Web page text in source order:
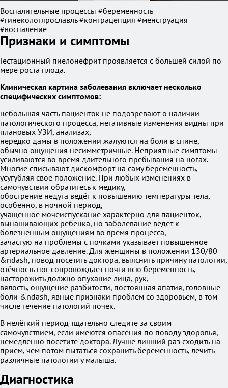
Воспалительные процессы #беременность
#гинекологярославль #контрацепция #менструация
#воспаление
Признаки и симптомы
Гестационный пиелонефрит проявляется с большей силой по
мере роста плода.
Клиническая картина заболевания включает несколько
специфических симптомов:
небольшая часть пациенток не подозревают о наличии
патологического процесса, негативные изменения видны при
плановых УЗИ, анализах,
нередко дамы в положении жалуются на боли в спине,
обычно ощущения несимметричные. Неприятные симптомы
усиливаются во время длительного пребывания на ногах.
Многие списывают дискомфорт на саму беременность,
усугубляя своё положение. При любых изменениях в
самочувствии обратитесь к медику,
обострение недуга ведёт к повышению температуры тела,
особенно, в ночной период,
учащённое мочеиспускание характерно для пациенток,
вынашивающих ребёнка, но заболевание ведёт к
болезненным ощущениям во время процесса,
зачастую на проблемы с почками указывает повышенное
артериальное давление. Для женщины в положении 130/80
&ndash, повод посетить доктора, выяснить причину патологии,
отёчность ног сопровождает почти всю беременность,
насторожить должно опухание лица, рук,
вялость, ощущение разбитости, постоянная апатия, головные
боли &ndash, явные признаки проблем со здоровьем, в том
числе течение патологий почек.
В нелёгкий период тщательно следите за своим
самочувствием, если имеются опасения по поводу здоровья,
немедленно посетите доктора. Лучше лишний раз сходить на
приём, чем потом пытаться сохранить беременность, лечить
различные патологии у малыша.
Диагностика